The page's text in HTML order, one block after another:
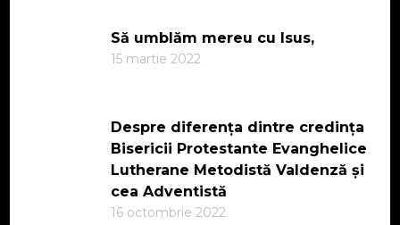
Să umblăm mereu cu Isus,
15 martie 2022
Despre diferența dintre credința
Bisericii Protestante Evanghelice
Lutherane Metodistă Valdenză și
cea Adventistă
16 octombrie 2022